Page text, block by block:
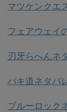
マツケンクエ
フェアウェイ
刃牙らへんネ
バキ道ネタバ
ブルーロック